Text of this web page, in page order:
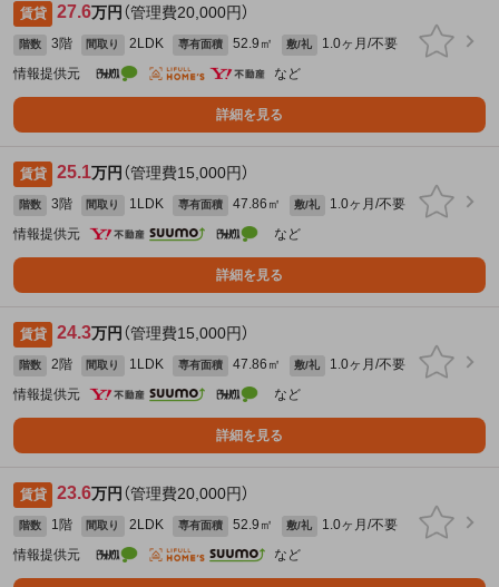
賃貸 27.6万円 （管理費20,000円）
階数 3階 間取り 2LDK 専有面積 52.9㎡ 敷/礼
1.0ヶ月/不要
情報提供元
など
詳細を見る
賃貸 25.1万円 （管理費15,000円）
階数 3階 間取り 1LDK 専有面積 47.86㎡ 敷/礼
1.0ヶ月/不要
情報提供元
など
詳細を見る
賃貸 24.3万円 （管理費15,000円）
階数 2階 間取り 1LDK 専有面積 47.86㎡ 敷/礼
1.0ヶ月/不要
情報提供元
など
詳細を見る
賃貸 23.6万円 （管理費20,000円）
階数 1階 間取り 2LDK 専有面積 52.9㎡ 敷/礼
1.0ヶ月/不要
情報提供元
など